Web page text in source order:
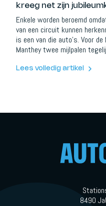
kreeg net zijn
Enkele worden beroemd
van een circuit kunnen
is een van die auto’s. Voor
Manthey twee mijlpalen
team racen met een
Lees volledig artikel
8490